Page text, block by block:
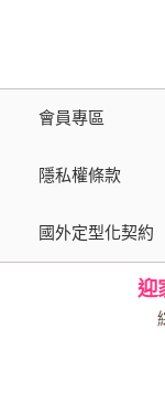
會員專區
隱私權條款
國外定型化契約
迎